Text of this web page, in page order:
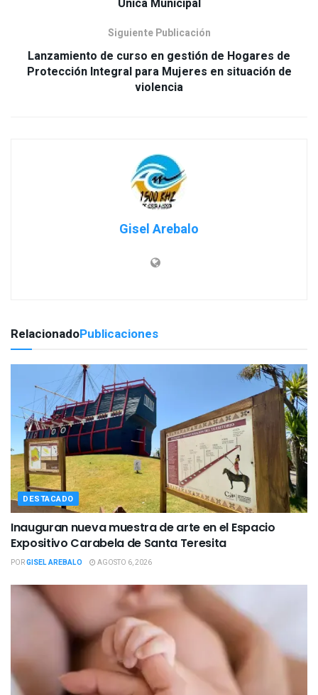
Siguiente Publicación
Lanzamiento de curso en gestión de Hogares de
Protección Integral para Mujeres en situación de
Gisel Arebalo
RelacionadoPublicaciones
DESTACADO
Inauguran nueva muestra de arte en el Espacio
Expositivo Carabela de Santa Teresita
PORGISEL AREBALO AGOSTO 6, 2026